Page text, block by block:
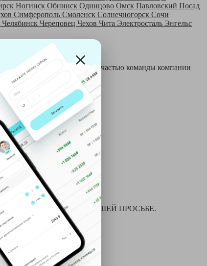
Ногинск Обнинск Одинцово Омск Павловский Посад
Симферополь Смоленск Солнечногорск Сочи
Челябинск Череповец Чехов Чита Электросталь Энгельс
после этого становятся частью команды компании
и многое другое ПО ВАШЕЙ ПРОСЬБЕ.